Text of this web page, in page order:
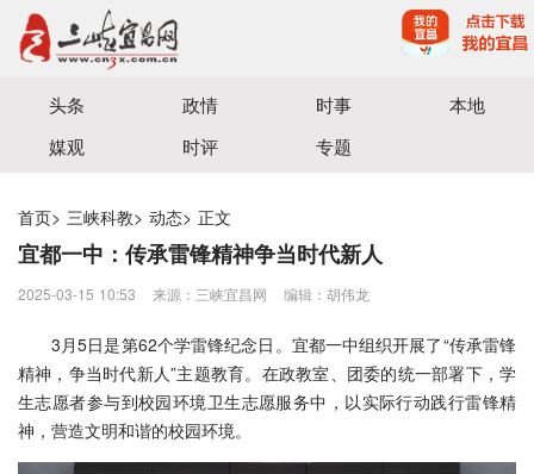
宜昌三峡融媒体中心主办
头条 政情 时事
本地
媒观
时评 专题
首页> 三峡科教> 动态> 正文
宜都一中：传承雷锋精神争当时代新人
2025-03-15 10:53 来源：三峡宜昌网 编辑：胡伟龙
3月5日是第62个学雷锋纪念日。宜都一中组织开展了“传承雷锋
精神，争当时代新人”主题教育。在政教室、团委的统一部署下，学
生志愿者参与到校园环境卫生志愿服务中，以实际行动践行雷锋精
神，营造文明和谐的校园环境。